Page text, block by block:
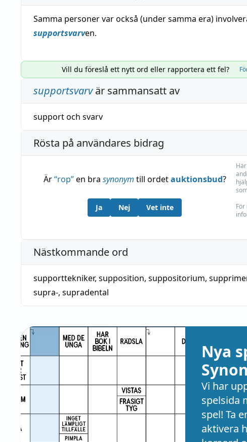
Samma personer var också (under samma era)
supportsvarven.
Vill du föreslå ett nytt ord eller rapportera ett fel?
supportsvarvär sammansatt av
supportoch svarv
Rösta på användares bidrag
Är“rop”en bra synonym till ordetauktionsbud?
Ja Nej Vet inte
Nästkommande ord
supporttekniker, supposition, suppositorium,
supra-, supradental
Nya
Vi har
spelsida
spel! Ta
aktivera